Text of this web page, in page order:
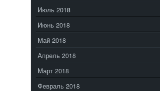
Июль 2018
Июнь 2018
Май 2018
Апрель 2018
Март 2018
Февраль 2018